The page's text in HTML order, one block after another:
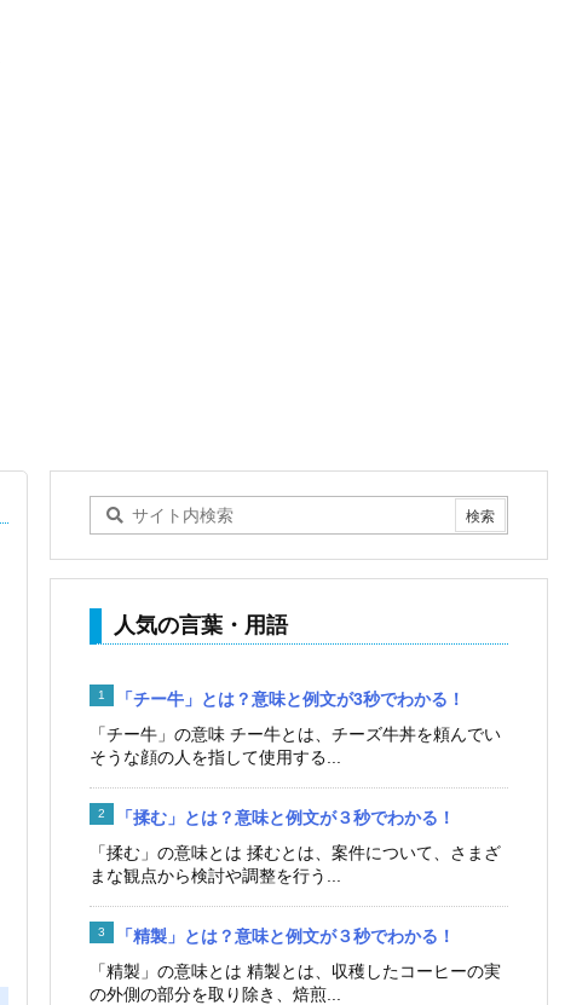
人気の言葉・用語
「チー牛」とは？意味と例文が3秒でわかる！
「チー牛」の意味 チー牛とは、チーズ牛丼を頼んでい
そうな顔の人を指して使用する...
「揉む」とは？意味と例文が３秒でわかる！
「揉む」の意味とは 揉むとは、案件について、さまざ
まな観点から検討や調整を行う...
「精製」とは？意味と例文が３秒でわかる！
「精製」の意味とは 精製とは、収穫したコーヒーの実
の外側の部分を取り除き、焙煎...